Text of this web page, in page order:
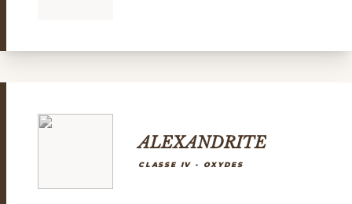
ALEXANDRITE
CLASSE IV - OXYDES